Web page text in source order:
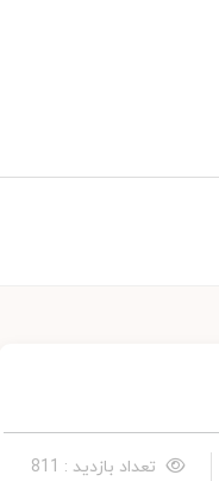
تعداد بازدید : 811